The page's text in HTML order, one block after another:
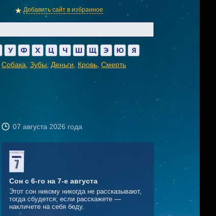
Добавить сайт в избранное
У Ф Х Ц Ч Ш Щ Э Ю Я
Собака Зубы Деньги Кровь Смерть
07 августа 2026 года
Сон с 6-го на 7-е августа
Этот сон никому никогда не рассказывают,
тогда сбудется; если расскажете —
накличете на себя беду.